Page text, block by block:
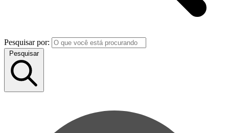
Pesquisar por:
Pesquisar